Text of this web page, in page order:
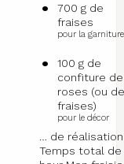
700 g de
fraises
pour la garniture
100 g de
confiture de
roses (ou de
fraises)
pour le décor
… de
Temps total de